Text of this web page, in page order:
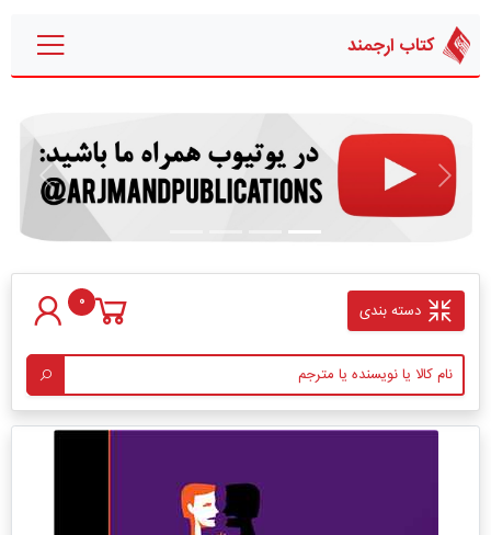
کتاب ارجمند
قبلی بعدی
دسته بندی 0